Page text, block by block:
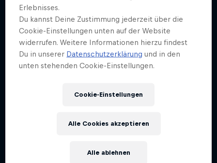
Zakopane, Polen
Replay ansehen
Erlebnisses.
Du kannst Deine Zustimmung jederzeit über die
Cookie-Einstellungen unten auf der Website
widerrufen. Weitere Informationen hierzu findest
Du in unserer Datenschutzerklärung und in den
unten stehenden Cookie-Einstellungen.
Cookie-Einstellungen
Alle ablehnen
Alle Cookies akzeptieren